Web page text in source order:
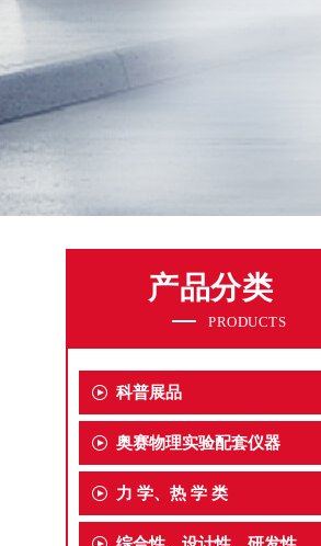
产品分类
PRODUCTS
科普展品
奥赛物理实验配套仪器
力 学、热 学 类